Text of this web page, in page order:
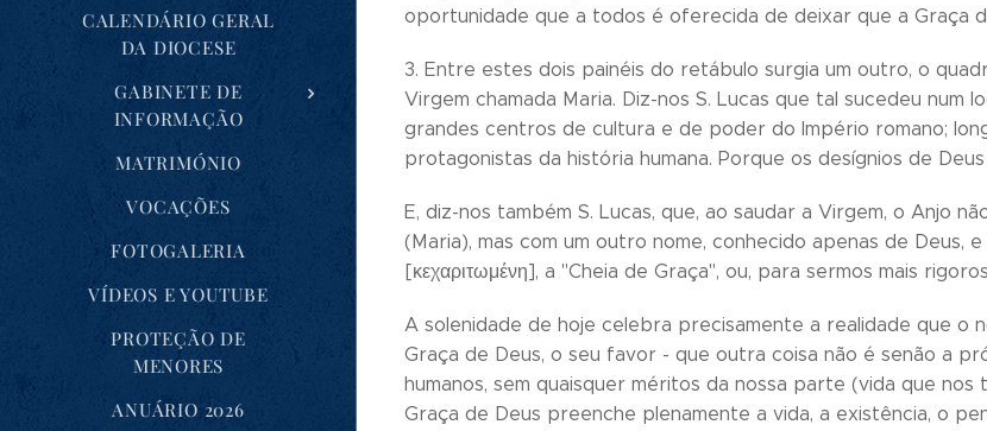
CALENDÁRIO GERAL
DA DIOCESE
GABINETE DE
INFORMAÇÃO
MATRIMÓNIO
VOCAÇÕES
FOTOGALERIA
VÍDEOS E YOUTUBE
PROTEÇÃO DE
MENORES
ANUÁRIO 2026
oportunidade que a todos é oferecida de deixar que a Graça
3. Entre estes dois painéis do retábulo surgia um outro, o
Virgem chamada Maria. Diz-nos S. Lucas que tal sucedeu
grandes centros de cultura e de poder do Império romano;
protagonistas da história humana. Porque os desígnios de
E, diz-nos também S. Lucas, que, ao saudar a Virgem, o Anjo
(Maria), mas com um outro nome, conhecido apenas de Deus,
[κεχαριτωμένη], a "Cheia de Graça", ou, para sermos mais
A solenidade de hoje celebra precisamente a realidade que o
Graça de Deus, o seu favor - que outra coisa não é senão a
humanos, sem quaisquer méritos da nossa parte (vida que
Graça de Deus preenche plenamente a vida, a existência, o